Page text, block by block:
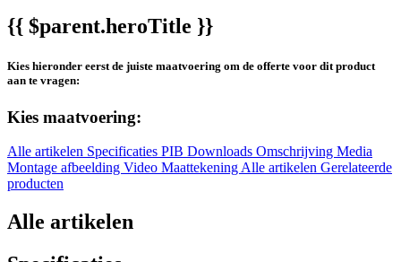
{{ $parent.heroTitle }}
Kies hieronder eerst de juiste maatvoering om de offerte voor dit product
aan te vragen:
Kies maatvoering:
Alle artikelen Specificaties PIB Downloads Omschrijving Media
Montage afbeelding Video MaattekeningAlle artikelen Gerelateerde
producten
Alle artikelen